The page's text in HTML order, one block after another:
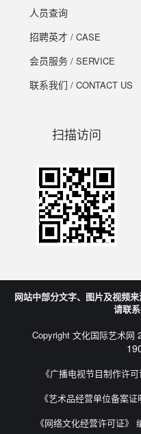
人员查询
招聘英才 / CASE
会员服务 / SERVICE
联系我们 / CONTACT US
扫描访问
网站中部分文字、图片及视频
请联
Copyright 文化国际艺术网
《广播电视节目制作许
《艺术品经营单位备案
《网络文化经营许可证》